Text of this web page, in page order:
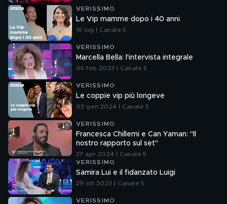
VERISSIMO
Le Vip mamme dopo i 40 anni
16 lug | Canale 5
VERISSIMO
Marcella Bella: l'intervista integrale
05 feb 2023 | Canale 5
VERISSIMO
Le coppie vip più longeve
03 gen 2024 | Canale 5
VERISSIMO
Francesca Chillemi e Can Yaman: "Il
nostro rapporto sul set"
27 apr 2024 | Canale 5
VERISSIMO
Samira Lui e il fidanzato Luigi
29 ott 2023 | Canale 5
VERISSIMO